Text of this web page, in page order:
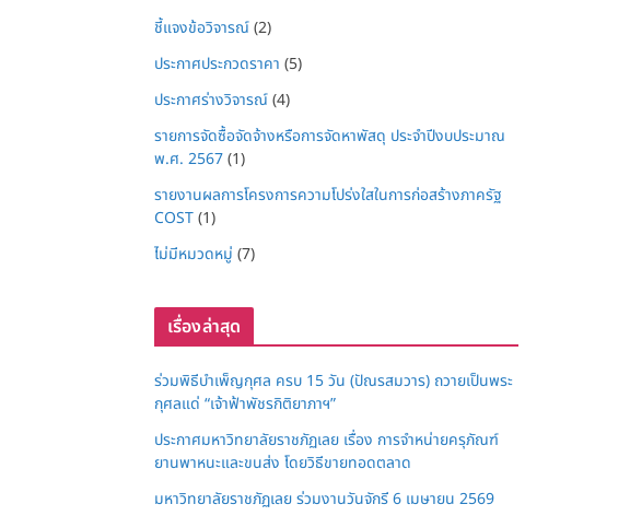
ชี้แจงข้อวิจารณ์(2)
ประกาศประกวดราคา (5)
ประกาศร่างวิจารณ์(4)
รายการจัดซื้อจัดจ้างหรือการจัดหาพัสดุ ประจำปีงบประมาณ
พ.ศ. 2567(1)
รายงานผลการโครงการความโปร่งใสในการก่อสร้างภาครัฐ
COST(1)
ไม่มีหมวดหมู่ (7)
เรื่องล่าสุด
ร่วมพิธีบำเพ็ญกุศล ครบ 15 วัน (ปัณรสมวาร) ถวายเป็นพระ
กุศลแด่ “เจ้าฟ้าพัชรกิติยาภาฯ”
ประกาศมหาวิทยาลัยราชภัฏเลย เรื่อง การจำหน่ายครุภัณฑ์
ยานพาหนะและขนส่ง โดยวิธีขายทอดตลาด
มหาวิทยาลัยราชภัฏเลย ร่วมงานวันจักรี 6 เมษายน 2569